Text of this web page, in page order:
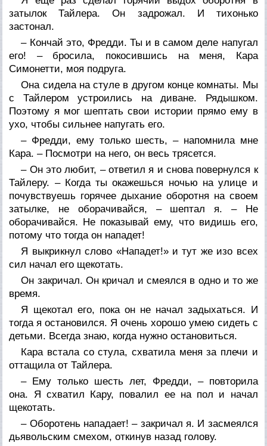
затылок Тайлера. Он задрожал. И тихонько
застонал.
– Кончай это, Фредди. Ты и в самом деле напугал
его! – бросила, покосившись на меня, Кара
Симонетти, моя подруга.
Она сидела на стуле в другом конце комнаты. Мы
с Тайлером устроились на диване. Рядышком.
Поэтому я мог шептать свои истории прямо ему в
ухо, чтобы сильнее напугать его.
– Фредди, ему только шесть, – напомнила мне
Кара. – Посмотри на него, он весь трясется.
– Он это любит, – ответил я и снова повернулся к
Тайлеру. – Когда ты окажешься ночью на улице и
почувствуешь горячее дыхание оборотня на своем
затылке, не оборачивайся, – шептал я. – Не
оборачивайся. Не показывай ему, что видишь его,
потому что тогда он нападет!
Я выкрикнул слово «Нападет!» и тут же изо всех
сил начал его щекотать.
Он закричал. Он кричал и смеялся в одно и то же
время.
Я щекотал его, пока он не начал задыхаться. И
тогда я остановился. Я очень хорошо умею сидеть с
детьми. Всегда знаю, когда нужно остановиться.
Кара встала со стула, схватила меня за плечи и
оттащила от Тайлера.
– Ему только шесть лет, Фредди, – повторила
она. Я схватил Кару, повалил ее на пол и начал
щекотать.
– Оборотень нападает! – закричал я. И засмеялся
дьявольским смехом, откинув назад голову.